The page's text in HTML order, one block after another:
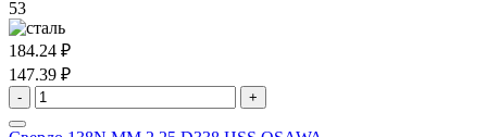
53
184.24 ₽
147.39 ₽
- +